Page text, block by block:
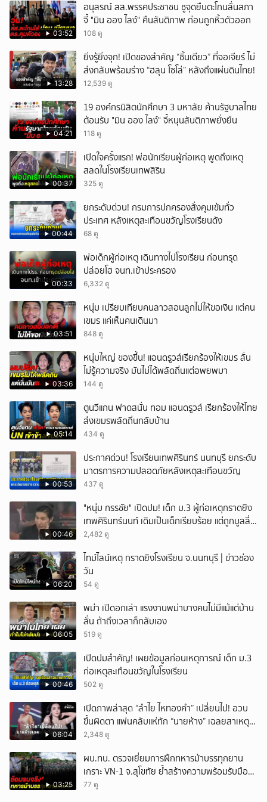
03:52
อนุสรณ์ สส.พรรคประชาชน ชูจุดยืนตะโกนลั่นสภา
จี้ "มิน ออง ไลง์" คืนสันติภาพ ก่อนถูกหิ้วตัวออก
108 ดู
13:28
ยิ่งรู้ยิ่งจุก! เปิดของสำคัญ “ชิ้นเดียว” ที่จอเจียร์ ไม่
ส่งกลับพร้อมร่าง “ฮลุน โซโล่” หลังถึงแผ่นดินไทย!
12,539 ดู
04:21
19 องค์กรนิสิตนักศึกษา 3 มหาลัย ค้านรัฐบาลไทย
ต้อนรับ "มิน ออง ไลง์" จี้หนุนสันติภาพยั่งยืน
118 ดู
00:37
เปิดใจครั้งแรก! พ่อนักเรียนผู้ก่อเหตุ พูดถึงเหตุ
สลดในโรงเรียนเทพสิริน
325 ดู
00:44
ยกระดับด่วน! กรมการปกครองสั่งคุมเข้มทั่ว
ประเทศ หลังเหตุสะเทือนขวัญโรงเรียนดัง
68 ดู
00:33
พ่อเด็กผู้ก่อเหตุ เดินทางไปโรงเรียน ก่อนทรุด
ปล่อยโฮ จนท.เข้าประครอง
6,332 ดู
03:51
หนุ่ม เปรียบเทียบคนลาวสอนลูกไม่ให้ขอเงิน แต่คน
เขมร แค่เห็นคนเดินมา
848 ดู
03:36
หนุ่มใหญ่ ของขึ้น! แอนดรูวส์เรียกร้องให้เขมร ลั่น
ไม่รู้ความจริง มันไม่ได้พลัดถิ่นแต่อพยพมา
144 ดู
05:14
ตูนวีแกน ฟาดสนั่น ทอม แอนดรูวส์ เรียกร้องให้ไทย
ส่งเขมรพลัดถิ่นกลับบ้าน
434 ดู
00:53
ประกาศด่วน! โรงเรียนเทพศิรินทร์ นนทบุรี ยกระดับ
มาตรการความปลอดภัยหลังเหตุสะเทือนขวัญ
437 ดู
00:46
"หนุ่ม กรรชัย" เปิดปม! เด็ก ม.3 ผู้ก่อเหตุกราดยิง
เทพศิรินทร์นนท์ เดิมเป็นเด็กเรียบร้อย แต่ถูกบูลลี่
หนัก คาดแรงกดดันสะสมกลายเป็นแรงแค้น จนก่อ
2,482 ดู
06:20
ไทม์ไลน์เหตุ กราดยิงโรงเรียน จ.นนทบุรี | ข่าวช่อง
วัน
54 ดู
06:05
พม่า เปิดอกเล่า แรงงานพม่าบางคนไม่มีแม้แต่บ้าน
ลั่น ถ้าถึงเวลาก็กลับเอง
519 ดู
00:46
เปิดปมสำคัญ! เผยข้อมูลก่อนเหตุการณ์ เด็ก ม.3
ก่อเหตุสะเทือนขวัญในโรงเรียน
502 ดู
06:04
เปิดภาพล่าสุด “ลำไย ไหทองคำ” เปลี่ยนไป! อวบ
ขึ้นผิดตา แฟนคลับแห่ทัก “นายห้าง” เฉลยสาเหตุ
ชัด!
2,348 ดู
03:25
ผบ.ทบ. ตรวจเยี่ยมการฝึกทหารม้าบรรทุกยาน
เกราะ VN-1 จ.สุโขทัย ย้ำสร้างความพร้อมรับมือ
ทุกสถานการณ์
77 ดู